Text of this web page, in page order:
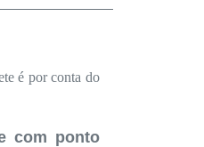
é por conta do
com ponto